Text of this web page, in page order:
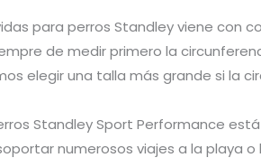
para perros Standley viene con
de medir primero la
elegir una talla más grande si la
Standley Sport Performance
numerosos viajes a la playa o